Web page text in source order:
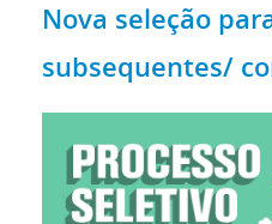
Nova seleção
subsequentes/